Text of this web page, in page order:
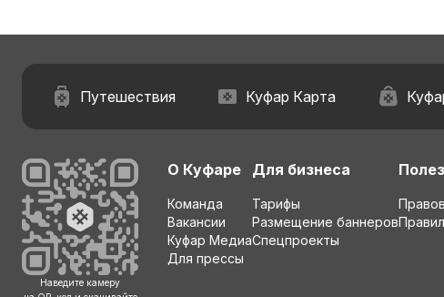
Путешествия Куфар Карта
Наведите камеру
О Куфаре
Команда
Вакансии
Куфар Медиа
Для прессы
Для бизнеса
Тарифы
Размещение баннеров
Спецпроекты